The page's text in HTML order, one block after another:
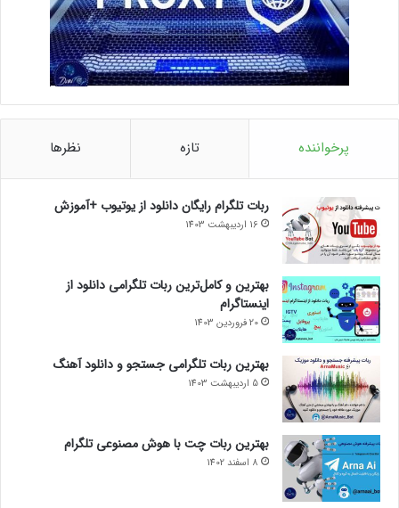
پرخواننده تازه نظرها
ربات تلگرام رایگان دانلود از یوتیوب +آموزش
16 اردیبهشت 1403
بهترین و کامل‌ترین ربات تلگرامی دانلود از
اینستاگرام
20 فروردین 1403
بهترین ربات تلگرامی جستجو و دانلود آهنگ
5 اردیبهشت 1403
بهترین ربات چت با هوش مصنوعی تلگرام
8 اسفند 1402